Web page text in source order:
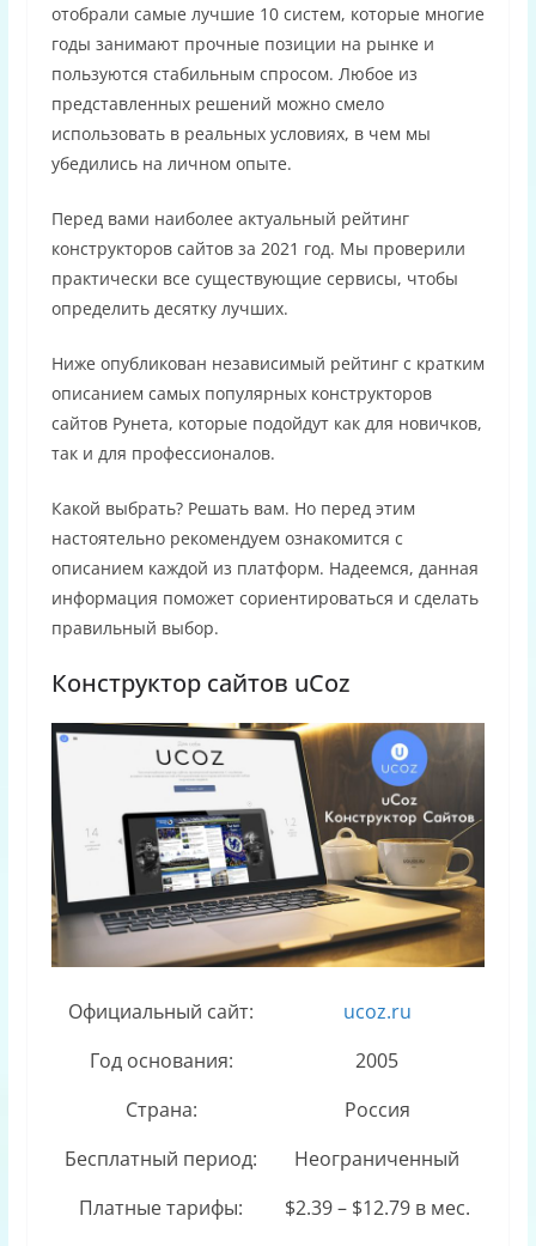
отобрали самые лучшие 10 систем, которые многие
годы занимают прочные позиции на рынке и
пользуются стабильным спросом. Любое из
представленных решений можно смело
использовать в реальных условиях, в чем мы
убедились на личном опыте.
Перед вами наиболее актуальный рейтинг
конструкторов сайтов за 2021 год. Мы проверили
практически все существующие сервисы, чтобы
определить десятку лучших.
Ниже опубликован независимый рейтинг с кратким
описанием самых популярных конструкторов
сайтов Рунета, которые подойдут как для новичков,
так и для профессионалов.
Какой выбрать? Решать вам. Но перед этим
настоятельно рекомендуем ознакомится с
описанием каждой из платформ. Надеемся, данная
информация поможет сориентироваться и сделать
правильный выбор.
Конструктор сайтов uCoz
Официальный сайт:
ucoz.ru
Год основания:
2005
Страна:
Россия
Бесплатный период:
Неограниченный
Платные тарифы:
$2.39 – $12.79 в мес.